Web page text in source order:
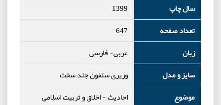
سال چاپ
1399
تعداد صفحه
647
زبان
عربی- فارسی
سایز و مدل
وزیری سلفون جلد سخت
موضوع
احادیث-اخلاق و تربیت اسلامی